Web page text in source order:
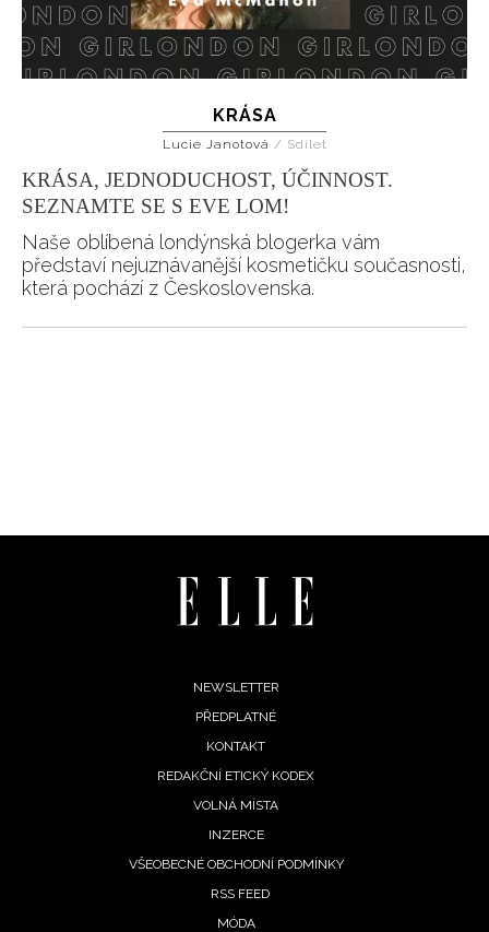
KRÁSA
Lucie Janotová / Sdílet
KRÁSA, JEDNODUCHOST, ÚČINNOST.
SEZNAMTE SE S EVE LOM!
Naše oblíbená londýnská blogerka vám
představí nejuznávanější kosmetičku současnosti,
která pochází z Československa.
NEWSLETTER
PŘEDPLATNÉ
KONTAKT
REDAKČNÍ ETICKÝ KODEX
VOLNÁ MÍSTA
INZERCE
VŠEOBECNÉ OBCHODNÍ PODMÍNKY
RSS FEED
MÓDA